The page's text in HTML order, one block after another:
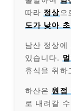
따라 정상으
도가 낮아
남산 정상에
있습니다.
휴식을 취하
하산은 원점
로 내려갈